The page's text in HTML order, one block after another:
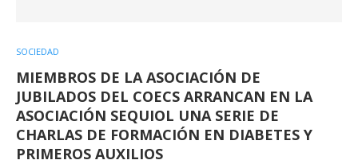
SOCIEDAD
MIEMBROS DE LA ASOCIACIÓN DE
JUBILADOS DEL COECS ARRANCAN EN LA
ASOCIACIÓN SEQUIOL UNA SERIE DE
CHARLAS DE FORMACIÓN EN DIABETES Y
PRIMEROS AUXILIOS